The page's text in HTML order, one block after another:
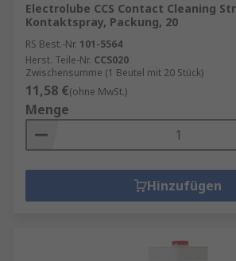
Electrolube CCS Contact Cleaning
Kontaktspray, Packung, 20
RS Best.-Nr. 101-5564
Herst. Teile-Nr. CCS020
Zwischensumme (1 Beutel mit 20 Stück)
11,58 €(ohne MwSt.)
Menge
Hinzufügen